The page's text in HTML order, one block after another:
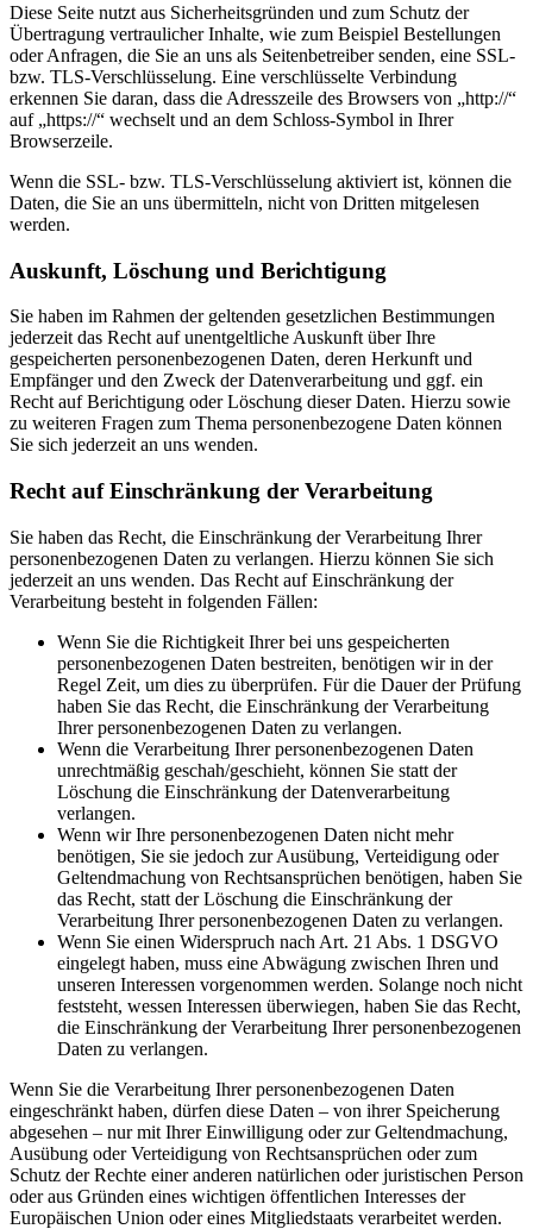
Diese Seite nutzt aus Sicherheitsgründen und zum Schutz der
Übertragung vertraulicher Inhalte, wie zum Beispiel Bestellungen
oder Anfragen, die Sie an uns als Seitenbetreiber senden, eine SSL-
bzw. TLS-Verschlüsselung. Eine verschlüsselte Verbindung
erkennen Sie daran, dass die Adresszeile des Browsers von „http://“
auf „https://“ wechselt und an dem Schloss-Symbol in Ihrer
Browserzeile.
Wenn die SSL- bzw. TLS-Verschlüsselung aktiviert ist, können die
Daten, die Sie an uns übermitteln, nicht von Dritten mitgelesen
werden.
Auskunft, Löschung und Berichtigung
Sie haben im Rahmen der geltenden gesetzlichen Bestimmungen
jederzeit das Recht auf unentgeltliche Auskunft über Ihre
gespeicherten personenbezogenen Daten, deren Herkunft und
Empfänger und den Zweck der Datenverarbeitung und ggf. ein
Recht auf Berichtigung oder Löschung dieser Daten. Hierzu sowie
zu weiteren Fragen zum Thema personenbezogene Daten können
Sie sich jederzeit an uns wenden.
Recht auf Einschränkung der Verarbeitung
Sie haben das Recht, die Einschränkung der Verarbeitung Ihrer
personenbezogenen Daten zu verlangen. Hierzu können Sie sich
jederzeit an uns wenden. Das Recht auf Einschränkung der
Verarbeitung besteht in folgenden Fällen:
Wenn Sie die Richtigkeit Ihrer bei uns gespeicherten
personenbezogenen Daten bestreiten, benötigen wir in der
Regel Zeit, um dies zu überprüfen. Für die Dauer der Prüfung
haben Sie das Recht, die Einschränkung der Verarbeitung
Ihrer personenbezogenen Daten zu verlangen.
Wenn die Verarbeitung Ihrer personenbezogenen Daten
unrechtmäßig geschah/geschieht, können Sie statt der
Löschung die Einschränkung der Datenverarbeitung
verlangen.
Wenn wir Ihre personenbezogenen Daten nicht mehr
benötigen, Sie sie jedoch zur Ausübung, Verteidigung oder
Geltendmachung von Rechtsansprüchen benötigen, haben Sie
das Recht, statt der Löschung die Einschränkung der
Verarbeitung Ihrer personenbezogenen Daten zu verlangen.
Wenn Sie einen Widerspruch nach Art. 21 Abs. 1 DSGVO
eingelegt haben, muss eine Abwägung zwischen Ihren und
unseren Interessen vorgenommen werden. Solange noch nicht
feststeht, wessen Interessen überwiegen, haben Sie das Recht,
die Einschränkung der Verarbeitung Ihrer personenbezogenen
Daten zu verlangen.
Wenn Sie die Verarbeitung Ihrer personenbezogenen Daten
eingeschränkt haben, dürfen diese Daten – von ihrer Speicherung
abgesehen – nur mit Ihrer Einwilligung oder zur Geltendmachung,
Ausübung oder Verteidigung von Rechtsansprüchen oder zum
Schutz der Rechte einer anderen natürlichen oder juristischen Person
oder aus Gründen eines wichtigen öffentlichen Interesses der
Europäischen Union oder eines Mitgliedstaats verarbeitet werden.